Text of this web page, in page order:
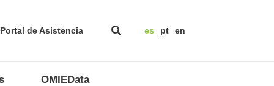
Portal de Asistencia es pt en
OMIEData